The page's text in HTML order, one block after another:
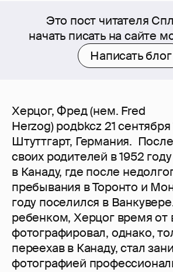
Это пост читателя
начать писать на сайте
Написать блог
Херцог, Фред (нем. Fred
Herzog) родbkcz 21 сентября
Штуттгарт, Германия.
своих родителей в 1952
в Канаду, где после
пребывания в Торонто и
году поселился в
ребенком, Херцог время от
фотографировал, однако,
переехав в Канаду, стал
фотографией